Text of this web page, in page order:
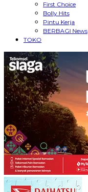
First Choice
Bolly Hits
Pintu Kerja
BERBAGI News
TOKO